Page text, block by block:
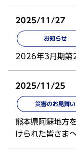
2025/11/27
お知らせ
2026年3月期第
2025/11/25
災害のお見舞い
熊本県阿蘇地方
けられた皆さま